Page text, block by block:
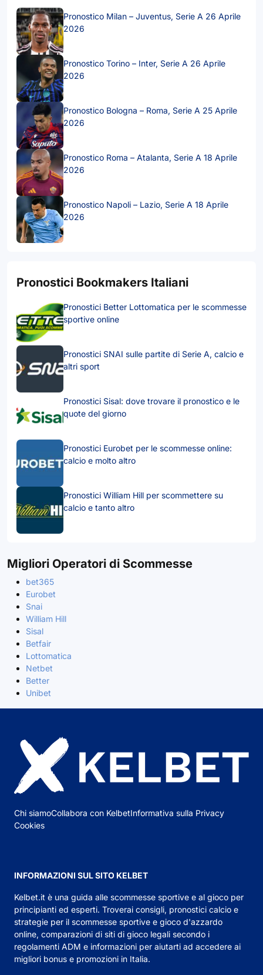
Pronostico Milan – Juventus, Serie A 26 Aprile
2026
Pronostico Torino – Inter, Serie A 26 Aprile
2026
Pronostico Bologna – Roma, Serie A 25 Aprile
2026
Pronostico Roma – Atalanta, Serie A 18 Aprile
2026
Pronostico Napoli – Lazio, Serie A 18 Aprile
2026
Pronostici Bookmakers Italiani
Pronostici Better Lottomatica per le scommesse
sportive online
Pronostici SNAI sulle partite di Serie A, calcio e
altri sport
Pronostici Sisal: dove trovare il pronostico e le
quote del giorno
Pronostici Eurobet per le scommesse online:
calcio e molto altro
Pronostici William Hill per scommettere su
calcio e tanto altro
Migliori Operatori di Scommesse
bet365
Eurobet
Snai
William Hill
Sisal
Betfair
Lottomatica
Netbet
Better
Unibet
Chi siamoCollabora con KelbetInformativa sulla Privacy
Cookies
INFORMAZIONI SUL SITO KELBET
Kelbet.it è una guida alle scommesse sportive e al gioco per
principianti ed esperti. Troverai consigli, pronostici calcio e
strategie per il scommesse sportive e gioco d'azzardo
online, comparazioni di siti di gioco legali secondo i
regolamenti ADM e informazioni per aiutarti ad accedere ai
migliori bonus e promozioni in Italia.